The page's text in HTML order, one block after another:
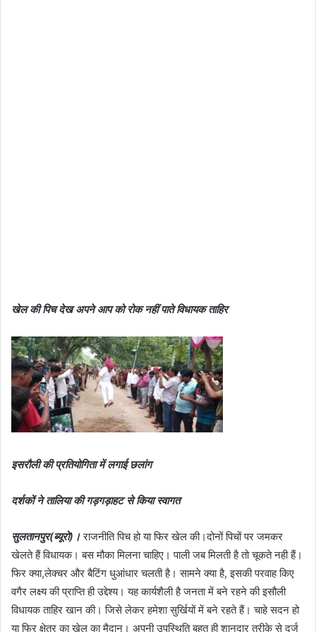
खेल की पिच देख अपने आप को रोक नहीं पाते विधायक ताहिर
इसरौली की प्रतियोगिता में लगाई छलांग
दर्शकों ने तालिया की गड़गड़ाहट से किया स्वागत
सुलतानपुर(ब्यूरो)। राजनीति पिच हो या फिर खेल की।दोनों पिचों पर जमकर
खेलते हैं विधायक। बस मौका मिलना चाहिए। पाली जब मिलती है तो चूकते नही हैं।
फिर क्या,लेक्चर और बैटिंग धुआंधार चलती है। सामने क्या है, इसकी परवाह किए
वगैर लक्ष्य की प्राप्ति ही उद्देश्य। यह कार्यशैली है जनता में बने रहने की इसौली
विधायक ताहिर खान की। जिसे लेकर हमेशा सुर्खियों में बने रहते हैं। चाहे सदन हो
या फिर क्षेत्र का खेल का मैदान। अपनी उपस्थिति बहुत ही शानदार तरीके से दर्ज